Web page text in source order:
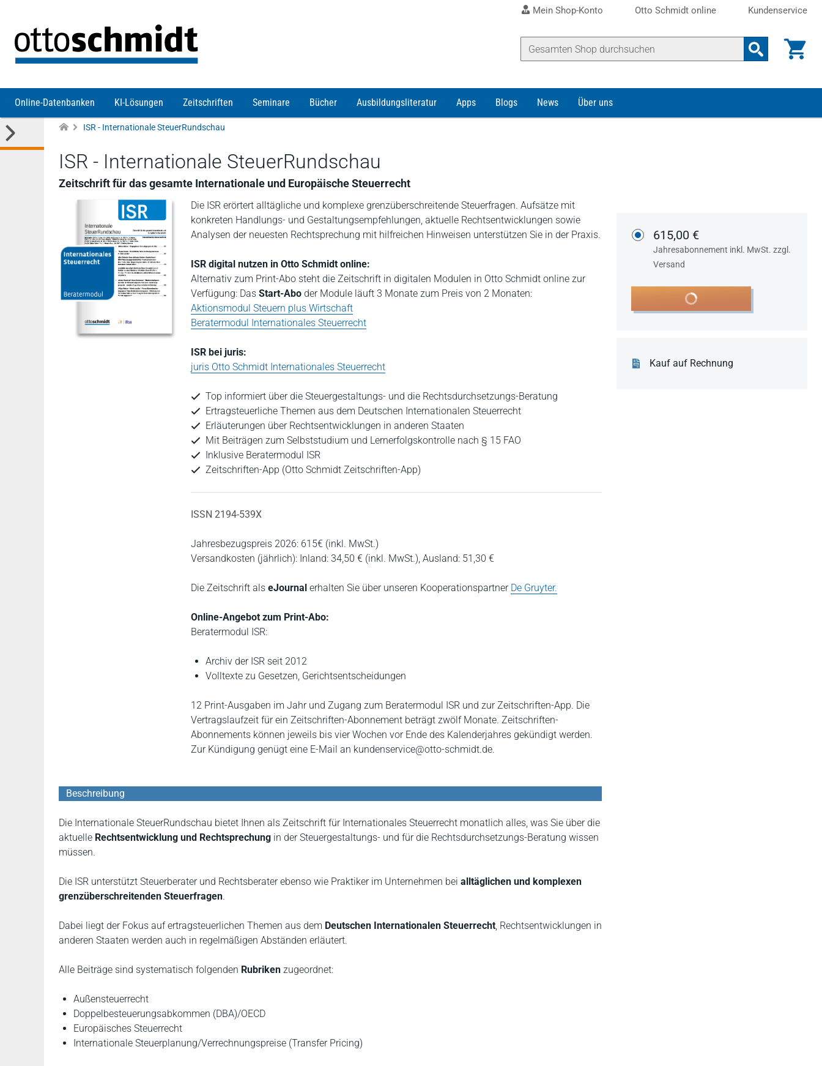
Mein Shop-Konto Otto Schmidt online Kundenservice
Online-Datenbanken KI-Lösungen Zeitschriften Seminare Bücher Ausbildungsliteratur Apps Blogs News Über uns
ISR - Internationale SteuerRundschau
ISR - Internationale SteuerRundschau
Zeitschrift für das gesamte Internationale und Europäische Steuerrecht
Die ISR erörtert alltägliche und komplexe grenzüberschreitende Steuerfragen. Aufsätze mit
konkreten Handlungs- und Gestaltungsempfehlungen, aktuelle Rechtsentwicklungen sowie
Analysen der neuesten Rechtsprechung mit hilfreichen Hinweisen unterstützen Sie in der Praxis.
ISR digital nutzen in Otto Schmidt online:
Alternativ zum Print-Abo steht die Zeitschrift in digitalen Modulen in Otto Schmidt online zur
Verfügung: Das Start-Abo der Module läuft 3 Monate zum Preis von 2 Monaten:
Aktionsmodul Steuern plus Wirtschaft
Beratermodul Internationales Steuerrecht
ISR bei juris:
juris Otto Schmidt Internationales Steuerrecht
Top informiert über die Steuergestaltungs- und die Rechtsdurchsetzungs-Beratung
Ertragsteuerliche Themen aus dem Deutschen Internationalen Steuerrecht
Erläuterungen über Rechtsentwicklungen in anderen Staaten
Mit Beiträgen zum Selbststudium und Lernerfolgskontrolle nach § 15 FAO
Inklusive Beratermodul ISR
Zeitschriften-App (Otto Schmidt Zeitschriften-App)
ISSN 2194-539X
Jahresbezugspreis 2026: 615€ (inkl. MwSt.)
Versandkosten (jährlich): Inland: 34,50 € (inkl. MwSt.), Ausland: 51,30 €
Die Zeitschrift als eJournal erhalten Sie über unseren Kooperationspartner De Gruyter.
Online-Angebot zum Print-Abo:
Beratermodul ISR:
Archiv der ISR seit 2012
Volltexte zu Gesetzen, Gerichtsentscheidungen
12 Print-Ausgaben im Jahr und Zugang zum Beratermodul ISR und zur Zeitschriften-App. Die
Vertragslaufzeit für ein Zeitschriften-Abonnement beträgt zwölf Monate. Zeitschriften-
Abonnements können jeweils bis vier Wochen vor Ende des Kalenderjahres gekündigt werden.
Zur Kündigung genügt eine E-Mail an kundenservice@otto-schmidt.de.
615,00 €
Jahresabonnement inkl. MwSt. zzgl.
Versand
In den Warenkorb
Kauf auf Rechnung
Beschreibung
Die Internationale SteuerRundschau bietet Ihnen als Zeitschrift für Internationales Steuerrecht monatlich alles, was Sie über die
aktuelle Rechtsentwicklung und Rechtsprechung in der Steuergestaltungs- und für die Rechtsdurchsetzungs-Beratung wissen
müssen.
Die ISR unterstützt Steuerberater und Rechtsberater ebenso wie Praktiker im Unternehmen bei alltäglichen und komplexen
grenzüberschreitenden Steuerfragen.
Dabei liegt der Fokus auf ertragsteuerlichen Themen aus dem Deutschen Internationalen Steuerrecht, Rechtsentwicklungen in
anderen Staaten werden auch in regelmäßigen Abständen erläutert.
Alle Beiträge sind systematisch folgenden Rubriken zugeordnet:
Außensteuerrecht
Doppelbesteuerungsabkommen (DBA)/OECD
Europäisches Steuerrecht
Internationale Steuerplanung/Verrechnungspreise (Transfer Pricing)